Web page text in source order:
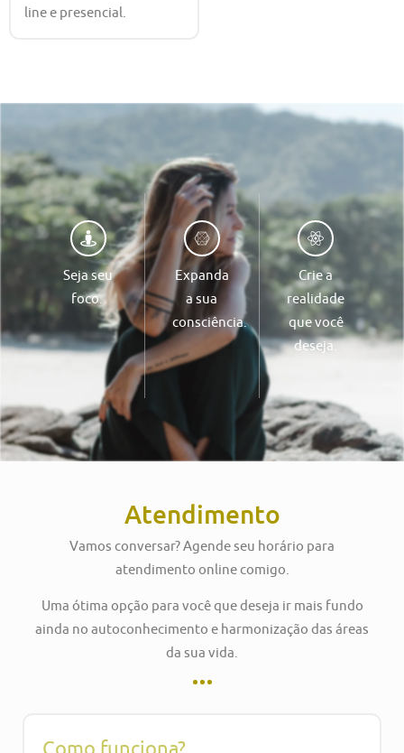
line e presencial.
Seja seu
foco.
Expanda
a sua
consciência.
Crie a
realidade
que você
deseja.
Atendimento
Vamos conversar? Agende seu horário para
atendimento online comigo.
Uma ótima opção para você que deseja ir mais fundo
ainda no autoconhecimento e harmonização das áreas
da sua vida.
Como funciona?